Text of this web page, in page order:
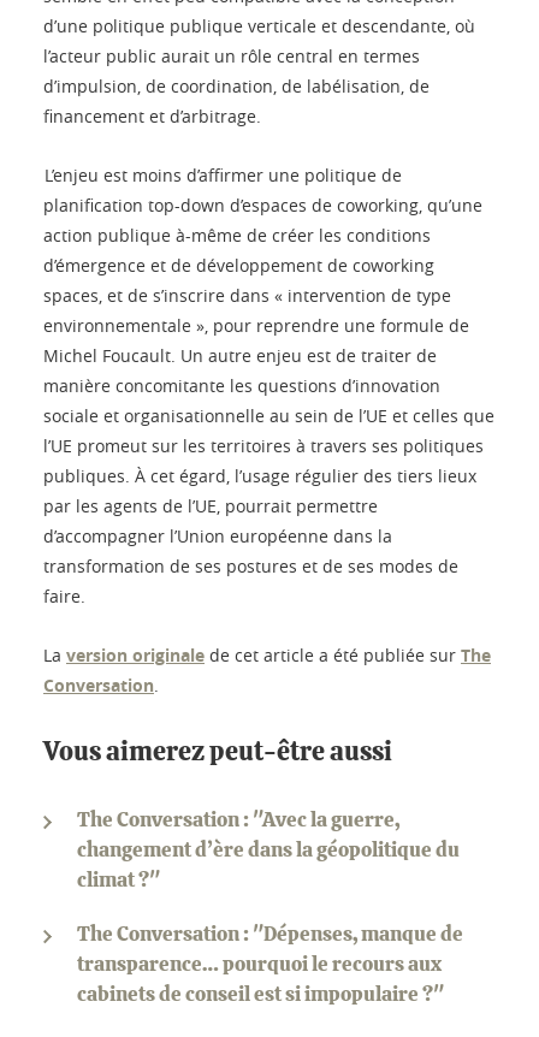
d’une politique publique verticale et descendante, où
l’acteur public aurait un rôle central en termes
d’impulsion, de coordination, de labélisation, de
financement et d’arbitrage.
L’enjeu est moins d’affirmer une politique de
planification top-down d’espaces de coworking, qu’une
action publique à-même de créer les conditions
d’émergence et de développement de coworking
spaces, et de s’inscrire dans « intervention de type
environnementale », pour reprendre une formule de
Michel Foucault. Un autre enjeu est de traiter de
manière concomitante les questions d’innovation
sociale et organisationnelle au sein de l’UE et celles que
l’UE promeut sur les territoires à travers ses politiques
publiques. À cet égard, l’usage régulier des tiers lieux
par les agents de l’UE, pourrait permettre
d’accompagner l’Union européenne dans la
transformation de ses postures et de ses modes de
faire.
La version originale de cet article a été publiée sur The
Conversation.
Vous aimerez peut-être aussi
The Conversation : "Avec la guerre,
changement d’ère dans la géopolitique du
climat ?"
The Conversation : "Dépenses, manque de
transparence… pourquoi le recours aux
cabinets de conseil est si impopulaire ?"